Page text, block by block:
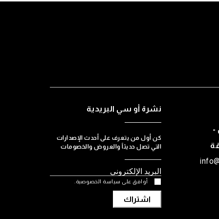
-
نشرة أو سي البريدية
كن أول من يتعرف على أحدث الإصدارات
التي تصل حديثاً والعروض والخصومات
أوافق على سياسة الخصوصية.
اشتراك